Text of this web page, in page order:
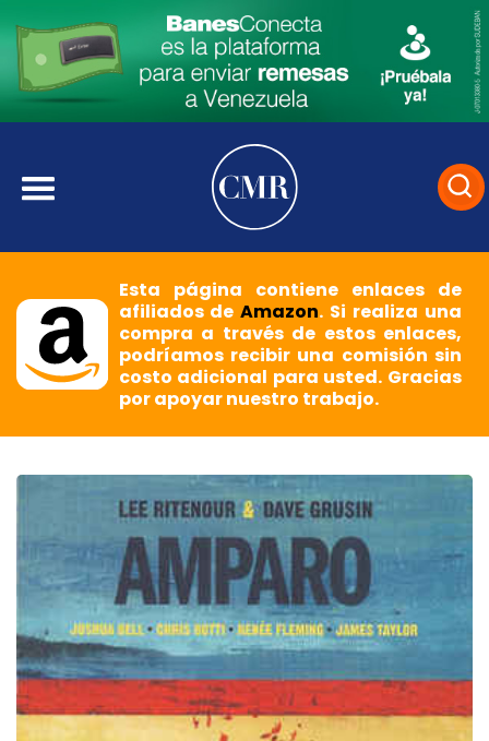
Esta página contiene enlaces de
afiliados deAmazon. Si realiza una
compra a través de estos enlaces,
podríamos recibir una comisión sin
costo adicional para usted. Gracias
por apoyar nuestro trabajo.